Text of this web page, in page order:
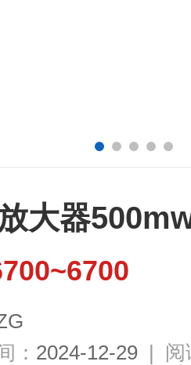
大器
： 2024-12-29 | 阅